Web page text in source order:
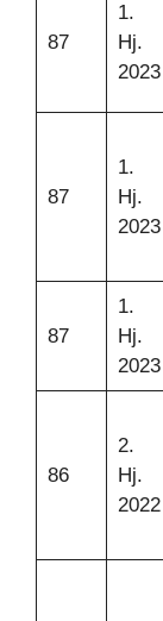
87
1.
Hj.
2023
87
1.
Hj.
2023
87
1.
Hj.
2023
86
2.
Hj.
2022